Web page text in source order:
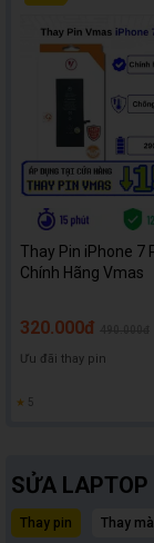
Thay Pin iPhone 7
Chính Hãng Vmas
320.000đ
Ưu đãi thay pin
★ 5
SỬA LAPTOP
Thay pin Thay